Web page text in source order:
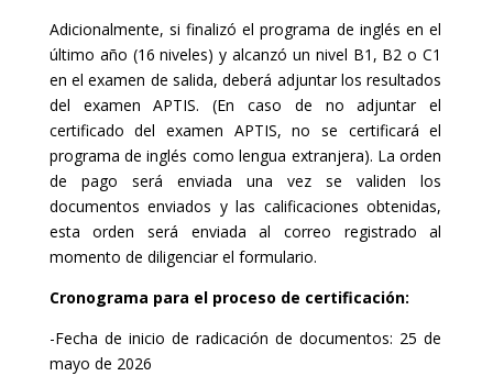
Adicionalmente, si finalizó el programa de inglés en el
último año (16 niveles) y alcanzó un nivel B1, B2 o C1
en el examen de salida, deberá adjuntar los resultados
del examen APTIS. (En caso de no adjuntar el
certificado del examen APTIS, no se certificará el
programa de inglés como lengua extranjera). La orden
de pago será enviada una vez se validen los
documentos enviados y las calificaciones obtenidas,
esta orden será enviada al correo registrado al
momento de diligenciar el formulario.
Cronograma para el proceso de certificación:
-Fecha de inicio de radicación de documentos: 25 de
mayo de 2026